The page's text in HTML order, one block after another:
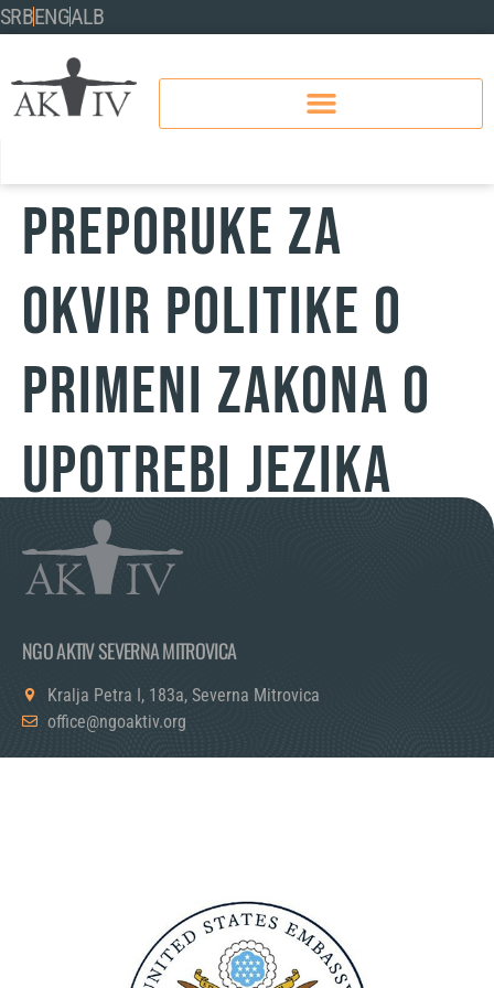
SRBENGALB
PREPORUKE ZA
OKVIR POLITIKE O
PRIMENI ZAKONA O
UPOTREBI JEZIKA
NGO AKTIV SEVERNA MITROVICA
Kralja Petra I, 183a, Severna Mitrovica
office@ngoaktiv.org